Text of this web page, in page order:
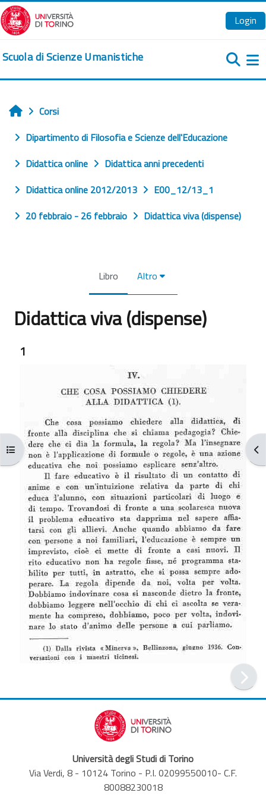
Vai al contenuto principale
Login
Scuola di Scienze Umanistiche
Apri indice del corso
Home
Corsi
Dipartimento di Filosofia e Scienze dell'Educazione
Didattica online
Didattica anni precedenti
Didattica online 2012/2013
E00_12/13_1
20 febbraio - 26 febbraio
Didattica viva (dispense)
Libro Altro
Didattica viva (dispense)
1
Università degli Studi di Torino
Via Verdi, 8 - 10124 Torino - P.I. 02099550010- C.F.
80088230018